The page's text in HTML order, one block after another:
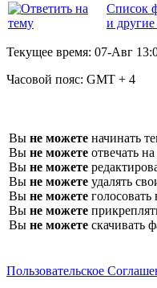
Список
и
Текущее время: 07-Авг
Часовой пояс: GMT + 4
Вы не можете начинать
Вы не можете отвечать
Вы не можете
Вы не можете удалять
Вы не можете голосовать
Вы не можете
Вы не можете скачивать
Пользовательское